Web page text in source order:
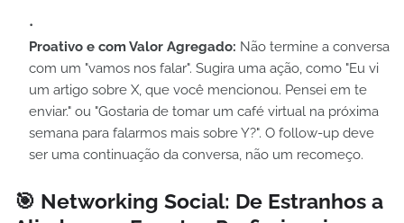
Proativo e com Valor Agregado: Não termine a conversa
com um "vamos nos falar". Sugira uma ação, como "Eu vi
um artigo sobre X, que você mencionou. Pensei em te
enviar." ou "Gostaria de tomar um café virtual na próxima
semana para falarmos mais sobre Y?". O follow-up deve
ser uma continuação da conversa, não um recomeço.
🎯 Networking Social: De Estranhos a